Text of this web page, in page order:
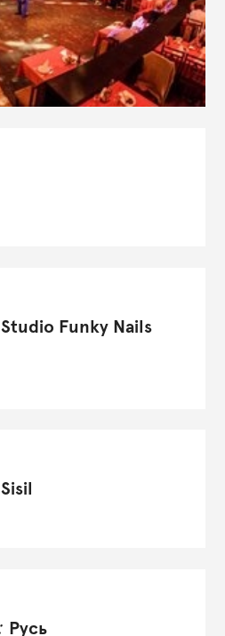
Studio Funky Nails
Sisil
Русь